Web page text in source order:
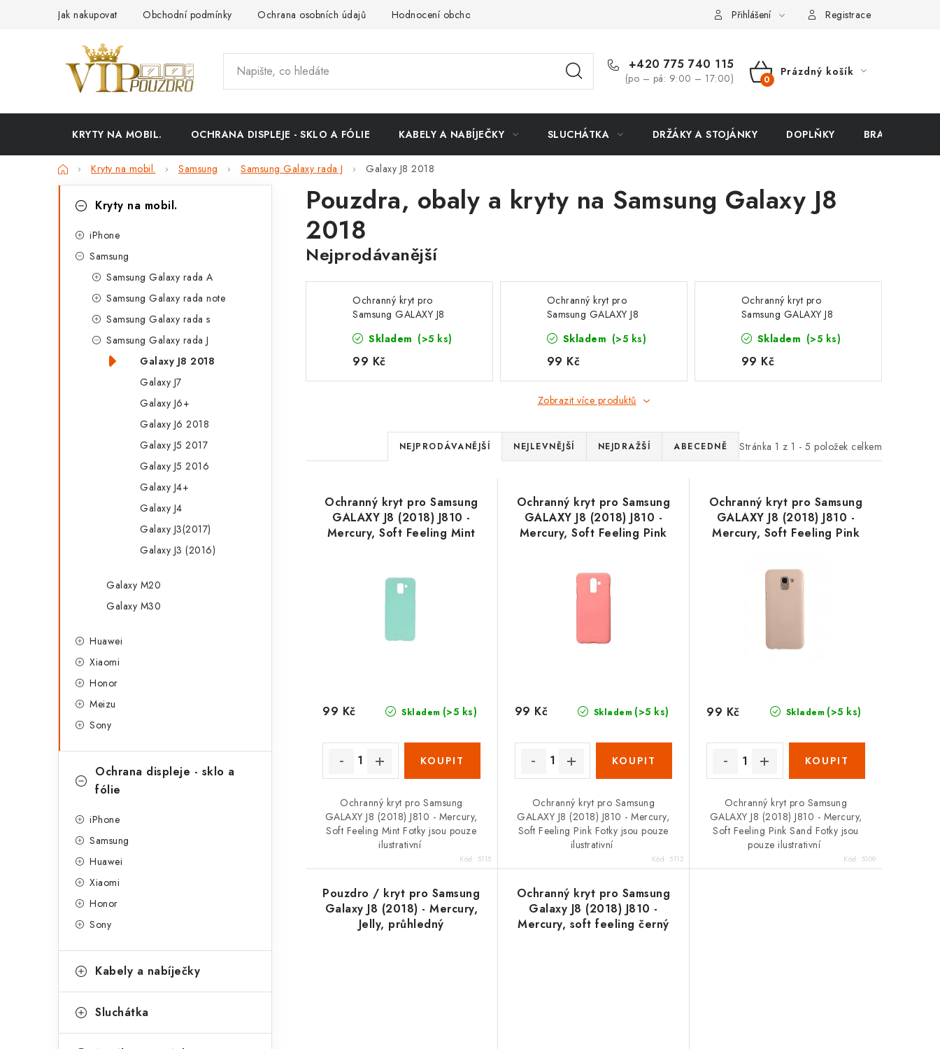
Jak nakupovat Obchodní podmínky Ochrana osobních údajů Hodnocení obchodu Vrácení zboží a reklamace Přihlášení Registrace
+420 775 740 115
(po – pá: 9:00 – 17:00)
NÁKUPNÍ
Prázdný košík
KRYTY NA MOBIL. OCHRANA DISPLEJE - SKLO A FÓLIE KABELY A NABÍJEČKY SLUCHÁTKA DRŽÁKY A STOJÁNKY DOPLŇKY BRAŠNY NA
DomůKryty na mobil. Samsung Samsung Galaxy rada J Galaxy J8 2018
kategorieKryty na mobil.
iPhone
Samsung
Samsung Galaxy rada A
Samsung Galaxy rada note
Samsung Galaxy rada s
Samsung Galaxy rada J
Galaxy J8 2018
Galaxy J7
Galaxy J6+
Galaxy J6 2018
Galaxy J5 2017
Galaxy J5 2016
Galaxy J4+
Galaxy J4
Galaxy J3(2017)
Galaxy J3 (2016)
Galaxy M20
Galaxy M30
Huawei
Xiaomi
Honor
Meizu
Sony
Ochrana displeje - sklo a
fólie
iPhone
Samsung
Huawei
Xiaomi
Honor
Sony
Kabely a nabíječky
Sluchátka
Pouzdra, obaly a kryty na Samsung Galaxy J8
2018
Nejprodávanější
Ochranný kryt pro
Samsung GALAXY J8
Soft Feeling Mint
Skladem (>5 ks)
99 Kč
Ochranný kryt pro
Samsung GALAXY J8
Soft Feeling Pink
Skladem (>5 ks)
99 Kč
Ochranný kryt pro
Samsung GALAXY J8
Soft Feeling Pink Sand
Skladem (>5 ks)
99 Kč
Zobrazit více produktů
Stránka 1 z 1 - 5 položek celkem
Ř
a
z
e
í
p
r
u
k
ů
NEJPRODÁVANĚJŠÍ NEJLEVNĚJŠÍ NEJDRAŽŠÍ ABECEDNĚ
Ochranný kryt pro Samsung
GALAXY J8 (2018) J810 -
Mercury, Soft Feeling Mint
Skladem (>5 ks)
99 Kč
Ochranný kryt pro Samsung
GALAXY J8 (2018) J810 - Mercury,
Soft Feeling Mint Fotky jsou pouze
ilustrativní
Kód: 5115
Ochranný kryt pro Samsung
GALAXY J8 (2018) J810 -
Mercury, Soft Feeling Pink
Skladem (>5 ks)
99 Kč
Ochranný kryt pro Samsung
GALAXY J8 (2018) J810 - Mercury,
Soft Feeling Pink Fotky jsou pouze
ilustrativní
Kód:5112
Ochranný kryt pro Samsung
GALAXY J8 (2018) J810 -
Mercury, Soft Feeling Pink
Skladem (>5 ks)
99 Kč
Ochranný kryt pro Samsung
GALAXY J8 (2018) J810 - Mercury,
Soft Feeling Pink Sand Fotky jsou
pouze ilustrativní
Kód: 5109
Pouzdro / kryt pro Samsung
Galaxy J8 (2018) - Mercury,
Jelly, průhledný
Ochranný kryt pro Samsung
Galaxy J8 (2018) J810 -
Mercury, soft feeling černý